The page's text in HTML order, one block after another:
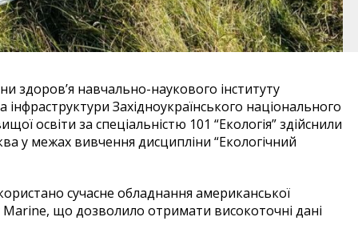
здоров’я навчально-наукового інституту
Західноукраїнського національного
освіти за спеціальністю 101 “Екологія” здійснили
у межах вивчення дисципліни “Екологічний
сучасне обладнання американської
Marine, що дозволило отримати високоточні дані